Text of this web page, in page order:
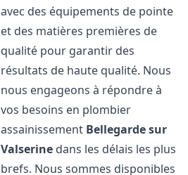
avec des équipements de pointe
et des matières premières de
qualité pour garantir des
résultats de haute qualité. Nous
nous engageons à répondre à
vos besoins en plombier
assainissement Bellegarde sur
Valserine dans les délais les plus
brefs. Nous sommes disponibles